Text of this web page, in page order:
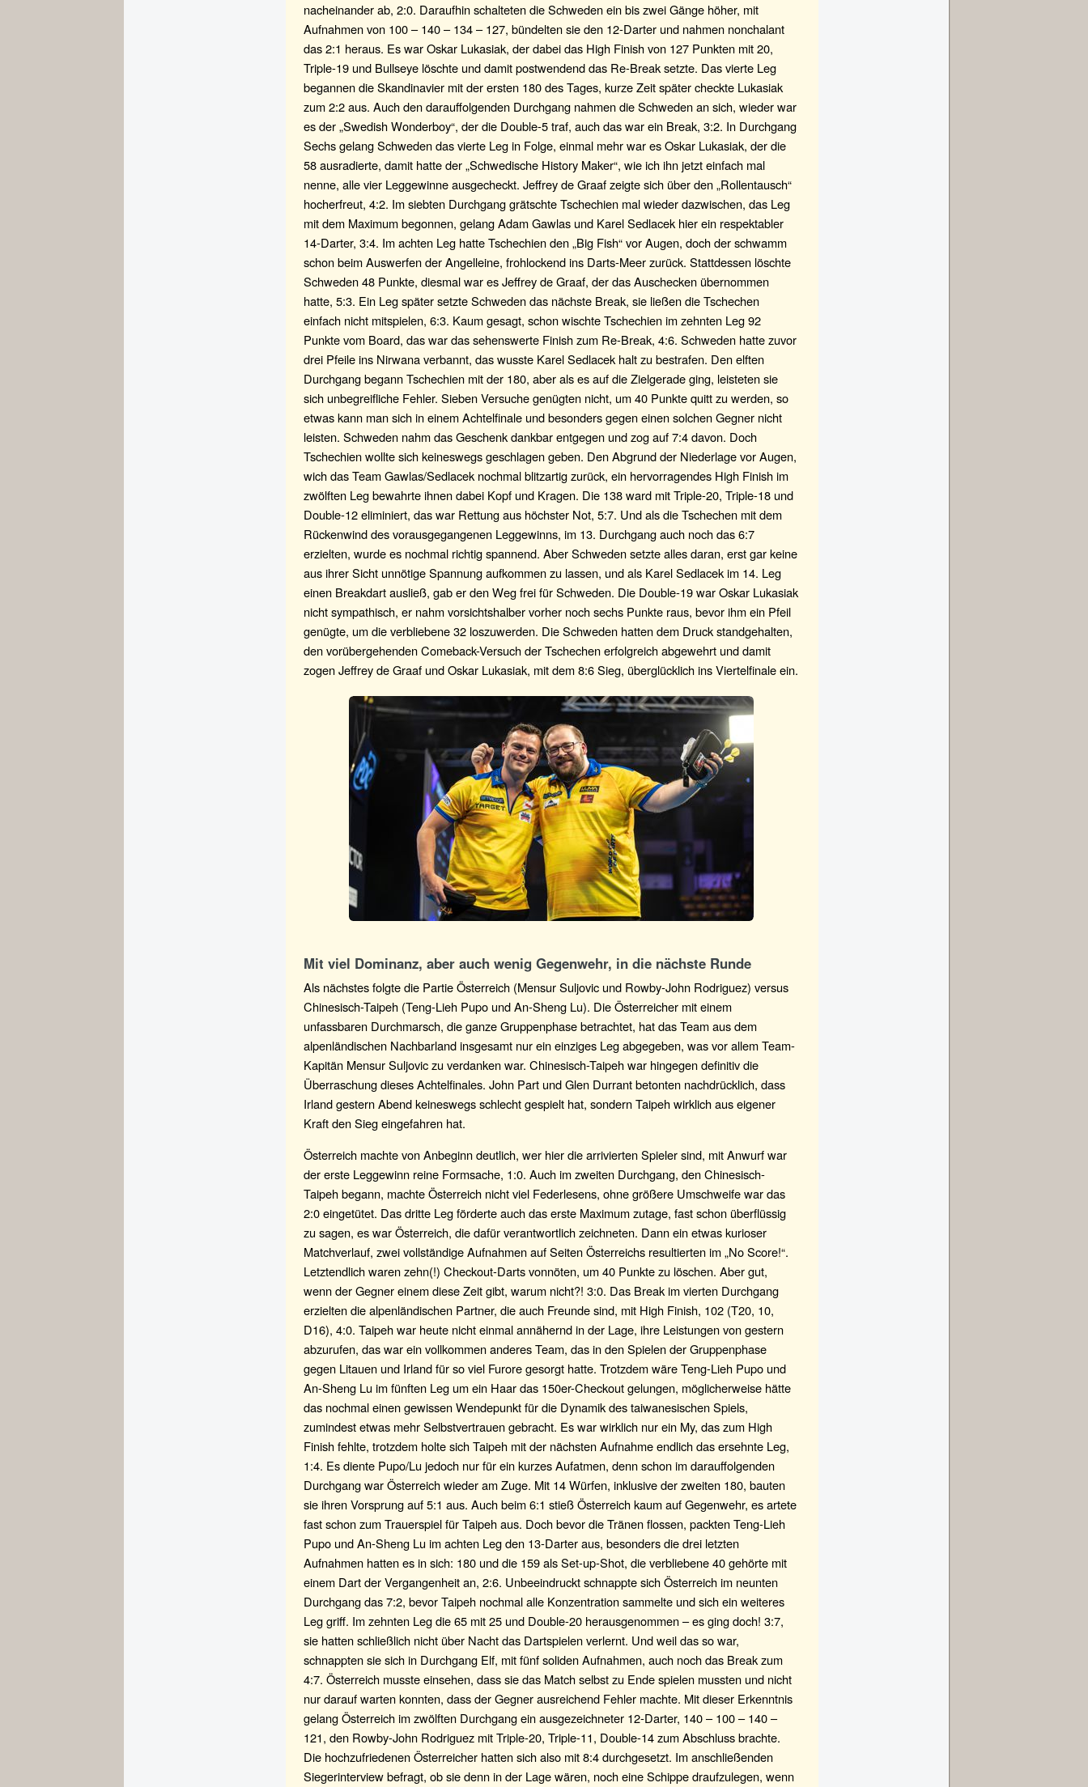
nacheinander ab, 2:0. Daraufhin schalteten die Schweden ein bis zwei Gänge höher, mit
Aufnahmen von 100 – 140 – 134 – 127, bündelten sie den 12-Darter und nahmen nonchalant
das 2:1 heraus. Es war Oskar Lukasiak, der dabei das High Finish von 127 Punkten mit 20,
Triple-19 und Bullseye löschte und damit postwendend das Re-Break setzte. Das vierte Leg
begannen die Skandinavier mit der ersten 180 des Tages, kurze Zeit später checkte Lukasiak
zum 2:2 aus. Auch den darauffolgenden Durchgang nahmen die Schweden an sich, wieder war
es der „Swedish Wonderboy“, der die Double-5 traf, auch das war ein Break, 3:2. In Durchgang
Sechs gelang Schweden das vierte Leg in Folge, einmal mehr war es Oskar Lukasiak, der die
58 ausradierte, damit hatte der „Schwedische History Maker“, wie ich ihn jetzt einfach mal
nenne, alle vier Leggewinne ausgecheckt. Jeffrey de Graaf zeigte sich über den „Rollentausch“
hocherfreut, 4:2. Im siebten Durchgang grätschte Tschechien mal wieder dazwischen, das Leg
mit dem Maximum begonnen, gelang Adam Gawlas und Karel Sedlacek hier ein respektabler
14-Darter, 3:4. Im achten Leg hatte Tschechien den „Big Fish“ vor Augen, doch der schwamm
schon beim Auswerfen der Angelleine, frohlockend ins Darts-Meer zurück. Stattdessen löschte
Schweden 48 Punkte, diesmal war es Jeffrey de Graaf, der das Auschecken übernommen
hatte, 5:3. Ein Leg später setzte Schweden das nächste Break, sie ließen die Tschechen
einfach nicht mitspielen, 6:3. Kaum gesagt, schon wischte Tschechien im zehnten Leg 92
Punkte vom Board, das war das sehenswerte Finish zum Re-Break, 4:6. Schweden hatte zuvor
drei Pfeile ins Nirwana verbannt, das wusste Karel Sedlacek halt zu bestrafen. Den elften
Durchgang begann Tschechien mit der 180, aber als es auf die Zielgerade ging, leisteten sie
sich unbegreifliche Fehler. Sieben Versuche genügten nicht, um 40 Punkte quitt zu werden, so
etwas kann man sich in einem Achtelfinale und besonders gegen einen solchen Gegner nicht
leisten. Schweden nahm das Geschenk dankbar entgegen und zog auf 7:4 davon. Doch
Tschechien wollte sich keineswegs geschlagen geben. Den Abgrund der Niederlage vor Augen,
wich das Team Gawlas/Sedlacek nochmal blitzartig zurück, ein hervorragendes High Finish im
zwölften Leg bewahrte ihnen dabei Kopf und Kragen. Die 138 ward mit Triple-20, Triple-18 und
Double-12 eliminiert, das war Rettung aus höchster Not, 5:7. Und als die Tschechen mit dem
Rückenwind des vorausgegangenen Leggewinns, im 13. Durchgang auch noch das 6:7
erzielten, wurde es nochmal richtig spannend. Aber Schweden setzte alles daran, erst gar keine
aus ihrer Sicht unnötige Spannung aufkommen zu lassen, und als Karel Sedlacek im 14. Leg
einen Breakdart ausließ, gab er den Weg frei für Schweden. Die Double-19 war Oskar Lukasiak
nicht sympathisch, er nahm vorsichtshalber vorher noch sechs Punkte raus, bevor ihm ein Pfeil
genügte, um die verbliebene 32 loszuwerden. Die Schweden hatten dem Druck standgehalten,
den vorübergehenden Comeback-Versuch der Tschechen erfolgreich abgewehrt und damit
zogen Jeffrey de Graaf und Oskar Lukasiak, mit dem 8:6 Sieg, überglücklich ins Viertelfinale ein.
Mit viel Dominanz, aber auch wenig Gegenwehr, in die nächste Runde
Als nächstes folgte die Partie Österreich (Mensur Suljovic und Rowby-John Rodriguez) versus
Chinesisch-Taipeh (Teng-Lieh Pupo und An-Sheng Lu). Die Österreicher mit einem
unfassbaren Durchmarsch, die ganze Gruppenphase betrachtet, hat das Team aus dem
alpenländischen Nachbarland insgesamt nur ein einziges Leg abgegeben, was vor allem Team-
Kapitän Mensur Suljovic zu verdanken war. Chinesisch-Taipeh war hingegen definitiv die
Überraschung dieses Achtelfinales. John Part und Glen Durrant betonten nachdrücklich, dass
Irland gestern Abend keineswegs schlecht gespielt hat, sondern Taipeh wirklich aus eigener
Kraft den Sieg eingefahren hat.
Österreich machte von Anbeginn deutlich, wer hier die arrivierten Spieler sind, mit Anwurf war
der erste Leggewinn reine Formsache, 1:0. Auch im zweiten Durchgang, den Chinesisch-
Taipeh begann, machte Österreich nicht viel Federlesens, ohne größere Umschweife war das
2:0 eingetütet. Das dritte Leg förderte auch das erste Maximum zutage, fast schon überflüssig
zu sagen, es war Österreich, die dafür verantwortlich zeichneten. Dann ein etwas kurioser
Matchverlauf, zwei vollständige Aufnahmen auf Seiten Österreichs resultierten im „No Score!“.
Letztendlich waren zehn(!) Checkout-Darts vonnöten, um 40 Punkte zu löschen. Aber gut,
wenn der Gegner einem diese Zeit gibt, warum nicht?! 3:0. Das Break im vierten Durchgang
erzielten die alpenländischen Partner, die auch Freunde sind, mit High Finish, 102 (T20, 10,
D16), 4:0. Taipeh war heute nicht einmal annähernd in der Lage, ihre Leistungen von gestern
abzurufen, das war ein vollkommen anderes Team, das in den Spielen der Gruppenphase
gegen Litauen und Irland für so viel Furore gesorgt hatte. Trotzdem wäre Teng-Lieh Pupo und
An-Sheng Lu im fünften Leg um ein Haar das 150er-Checkout gelungen, möglicherweise hätte
das nochmal einen gewissen Wendepunkt für die Dynamik des taiwanesischen Spiels,
zumindest etwas mehr Selbstvertrauen gebracht. Es war wirklich nur ein My, das zum High
Finish fehlte, trotzdem holte sich Taipeh mit der nächsten Aufnahme endlich das ersehnte Leg,
1:4. Es diente Pupo/Lu jedoch nur für ein kurzes Aufatmen, denn schon im darauffolgenden
Durchgang war Österreich wieder am Zuge. Mit 14 Würfen, inklusive der zweiten 180, bauten
sie ihren Vorsprung auf 5:1 aus. Auch beim 6:1 stieß Österreich kaum auf Gegenwehr, es artete
fast schon zum Trauerspiel für Taipeh aus. Doch bevor die Tränen flossen, packten Teng-Lieh
Pupo und An-Sheng Lu im achten Leg den 13-Darter aus, besonders die drei letzten
Aufnahmen hatten es in sich: 180 und die 159 als Set-up-Shot, die verbliebene 40 gehörte mit
einem Dart der Vergangenheit an, 2:6. Unbeeindruckt schnappte sich Österreich im neunten
Durchgang das 7:2, bevor Taipeh nochmal alle Konzentration sammelte und sich ein weiteres
Leg griff. Im zehnten Leg die 65 mit 25 und Double-20 herausgenommen – es ging doch! 3:7,
sie hatten schließlich nicht über Nacht das Dartspielen verlernt. Und weil das so war,
schnappten sie sich in Durchgang Elf, mit fünf soliden Aufnahmen, auch noch das Break zum
4:7. Österreich musste einsehen, dass sie das Match selbst zu Ende spielen mussten und nicht
nur darauf warten konnten, dass der Gegner ausreichend Fehler machte. Mit dieser Erkenntnis
gelang Österreich im zwölften Durchgang ein ausgezeichneter 12-Darter, 140 – 100 – 140 –
121, den Rowby-John Rodriguez mit Triple-20, Triple-11, Double-14 zum Abschluss brachte.
Die hochzufriedenen Österreicher hatten sich also mit 8:4 durchgesetzt. Im anschließenden
Siegerinterview befragt, ob sie denn in der Lage wären, noch eine Schippe draufzulegen, wenn